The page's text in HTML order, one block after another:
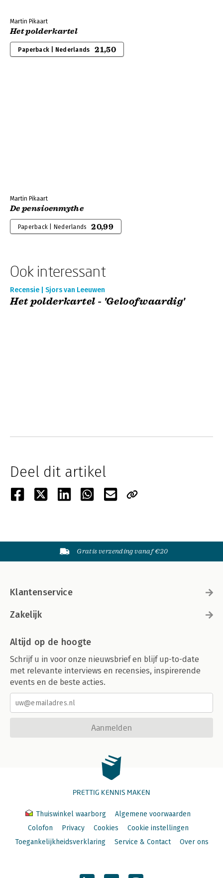
Martin Pikaart
Het polderkartel
Paperback | Nederlands 21,50
Martin Pikaart
De pensioenmythe
Paperback | Nederlands 20,99
Ook interessant
Recensie | Sjors van Leeuwen
Het polderkartel - 'Geloofwaardig'
Deel dit artikel
Gratis verzending vanaf €20
Klantenservice
Zakelijk
Altijd op de hoogte
Schrijf u in voor onze nieuwsbrief en blijf up-to-date
met relevante interviews en recensies, inspirerende
events en de beste acties.
Aanmelden
PRETTIG KENNIS MAKEN
Thuiswinkel waarborg
Algemene voorwaarden
Colofon
Privacy Cookies
Cookie instellingen
Toegankelijkheidsverklaring
Service & Contact Over ons